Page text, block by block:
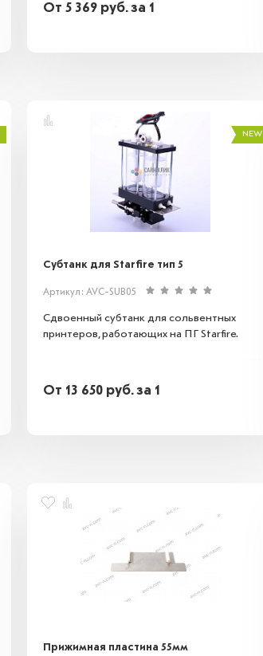
От 5 369 руб.за 1
NEW
Субтанк для Starfire тип 5
Артикул: AVC-SUB05
Сдвоенный субтанк для сольвентных
принтеров, работающих на ПГ Starfire.
От 13 650 руб.за 1
Прижимная пластина 55мм